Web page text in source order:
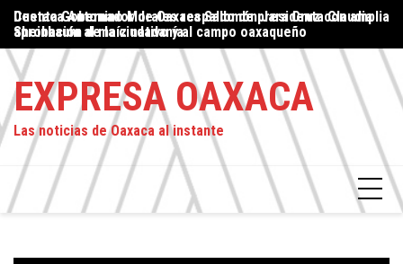
Skip
content
Cuenta Gobernador de Oaxaca Salomón Jara Cruz con amplia
aprobación de la ciudadanía
Destaca Antonino Morales respaldo de presidenta Claudia
Sheinbaum al maíz nativo y al campo oaxaqueño
EXPRESA OAXACA
Las noticias de Oaxaca al instante